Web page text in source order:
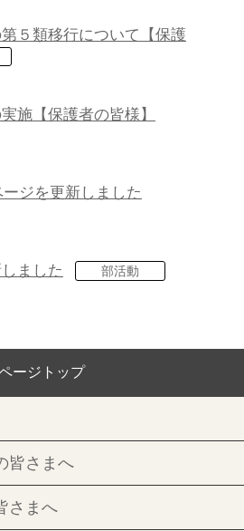
５類移行について【保護
施【保護者の皆様】
ジを更新しました
ました
部活動
ージトップ
皆さまへ
さまへ